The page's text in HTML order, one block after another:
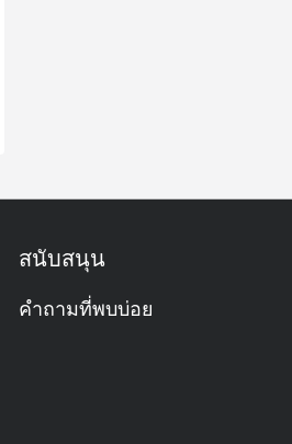
สนับสนุน
คำถามที่พบบ่อย